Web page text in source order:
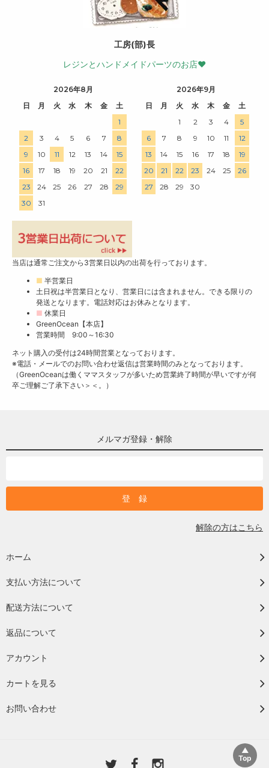
工房(部)長
レジンとハンドメイドパーツのお店♥
2026年8月
日
月 火 水 木 金
土
1
2
3 4 5 6 7
8
9
10 11 12 13 14
15
16
17 18 19 20 21
22
23
24 25 26 27 28
29
30
31
2026年9月
日
月 火 水 木 金
土
1
2 3 4
5
6
7 8 9 10 11
12
13
14 15 16 17 18
19
20
21 22 23 24 25
26
27
28 29 30
当店は通常ご注文から3営業日以内の出荷を行っております。
■ 半営業日
土日祝は半営業日となり、営業日には含まれません。できる限りの
発送となります。電話対応はお休みとなります。
■ 休業日
GreenOcean【本店】
営業時間 9:00～16:30
ネット購入の受付は24時間営業となっております。
※電話・メールでのお問い合わせ返信は営業時間のみとなっております。
（GreenOceanは働くママスタッフが多いため営業終了時間が早いですが何
卒ご理解ご了承下さい＞＜。）
メルマガ登録・解除
解除の方はこちら
ホーム
支払い方法について
配送方法について
返品について
アカウント
カートを見る
お問い合わせ